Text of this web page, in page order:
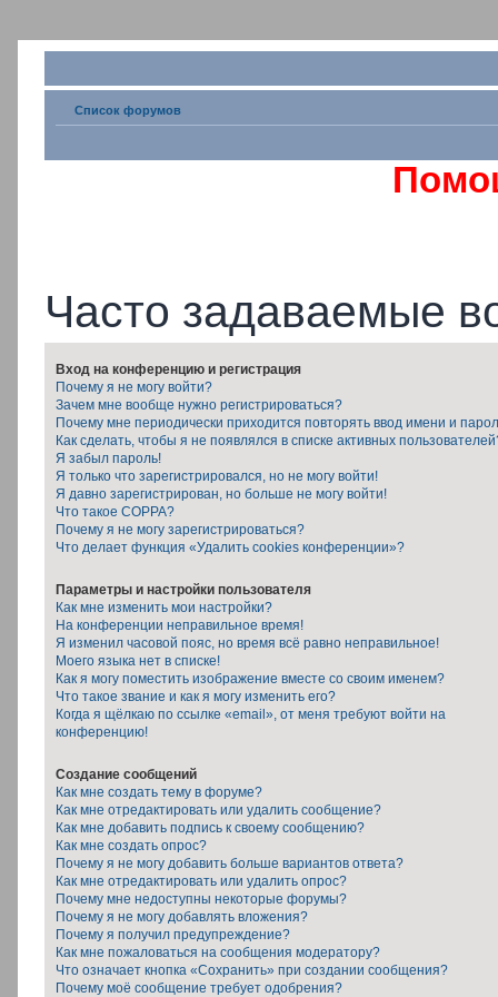
Список форумов
Часто задаваемые
Вход на конференцию и регистрация
Почему я не могу войти?
Зачем мне вообще нужно регистрироваться?
Почему мне периодически приходится повторять ввод имени и
Как сделать, чтобы я не появлялся в списке активных
Я забыл пароль!
Я только что зарегистрировался, но не могу войти!
Я давно зарегистрирован, но больше не могу войти!
Что такое COPPA?
Почему я не могу зарегистрироваться?
Что делает функция «Удалить cookies конференции»?
Параметры и настройки пользователя
Как мне изменить мои настройки?
На конференции неправильное время!
Я изменил часовой пояс, но время всё равно неправильное!
Моего языка нет в списке!
Как я могу поместить изображение вместе со своим именем?
Что такое звание и как я могу изменить его?
Когда я щёлкаю по ссылке «email», от меня требуют войти на
конференцию!
Создание сообщений
Как мне создать тему в форуме?
Как мне отредактировать или удалить сообщение?
Как мне добавить подпись к своему сообщению?
Как мне создать опрос?
Почему я не могу добавить больше вариантов ответа?
Как мне отредактировать или удалить опрос?
Почему мне недоступны некоторые форумы?
Почему я не могу добавлять вложения?
Почему я получил предупреждение?
Как мне пожаловаться на сообщения модератору?
Что означает кнопка «Сохранить» при создании сообщения?
Почему моё сообщение требует одобрения?